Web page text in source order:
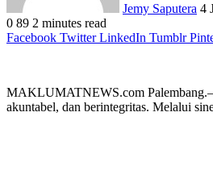
Jemy Saputera 4
0 89 2 minutes read
Facebook Twitter LinkedIn Tumblr
MAKLUMATNEWS.com
akuntabel, dan berintegritas. Melalui